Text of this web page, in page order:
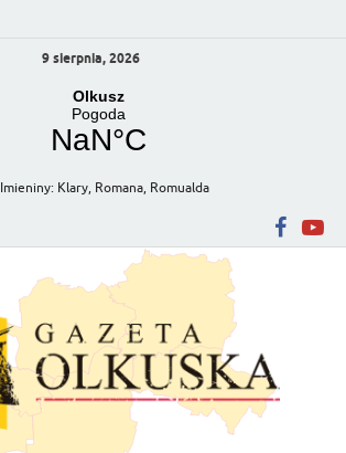
9 sierpnia, 2026
Imieniny: Klary, Romana, Romualda